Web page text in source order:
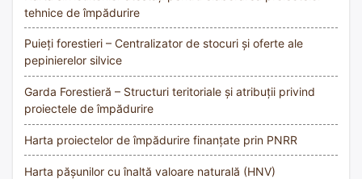
tehnice de împădurire
Puieți forestieri – Centralizator de stocuri și oferte ale
pepinierelor silvice
Garda Forestieră – Structuri teritoriale și atribuții privind
proiectele de împădurire
Harta proiectelor de împădurire finanțate prin PNRR
Harta pășunilor cu înaltă valoare naturală (HNV)